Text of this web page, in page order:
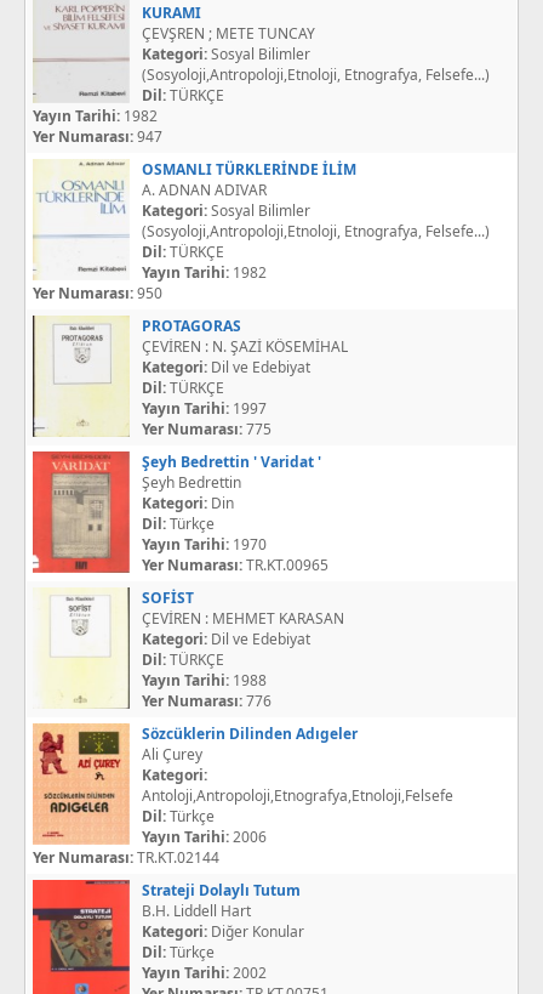
KURAMI
ÇEVŞREN ; METE TUNCAY
Kategori:Sosyal Bilimler
(Sosyoloji,Antropoloji,Etnoloji, Etnografya, Felsefe...)
Dil:TÜRKÇE
Yayın Tarihi: 1982
Yer Numarası:947
OSMANLI TÜRKLERİNDE İLİM
A. ADNAN ADIVAR
Kategori:Sosyal Bilimler
(Sosyoloji,Antropoloji,Etnoloji, Etnografya, Felsefe...)
Dil:TÜRKÇE
Yayın Tarihi: 1982
Yer Numarası:950
PROTAGORAS
ÇEVİREN : N. ŞAZİ KÖSEMİHAL
Kategori: Dil ve Edebiyat
Dil:TÜRKÇE
Yayın Tarihi: 1997
Yer Numarası:775
Şeyh Bedrettin ' Varidat '
Şeyh Bedrettin
Kategori: Din
Dil:Türkçe
Yayın Tarihi: 1970
Yer Numarası:TR.KT.00965
SOFİST
ÇEVİREN : MEHMET KARASAN
Kategori: Dil ve Edebiyat
Dil:TÜRKÇE
Yayın Tarihi: 1988
Yer Numarası:776
Sözcüklerin Dilinden Adıgeler
Ali Çurey
Kategori:
Antoloji,Antropoloji,Etnografya,Etnoloji,Felsefe
Dil:Türkçe
Yayın Tarihi:2006
Yer Numarası:TR.KT.02144
Strateji Dolaylı Tutum
B.H. Liddell Hart
Kategori: Diğer Konular
Dil:Türkçe
Yayın Tarihi:2002